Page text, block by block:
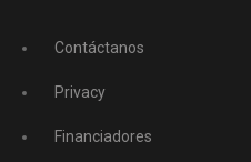
Contáctanos
Privacy
Financiadores